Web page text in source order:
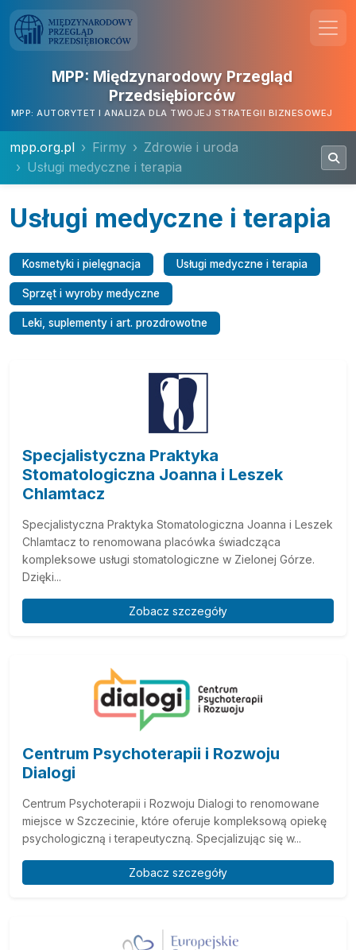
MPP: Międzynarodowy Przegląd
Przedsiębiorców
MPP: AUTORYTET I ANALIZA DLA TWOJEJ STRATEGII BIZNESOWEJ
mpp.org.pl Firmy
Zdrowie i uroda
Usługi medyczne i terapia
Usługi medyczne i terapia
Kosmetyki i pielęgnacja Usługi medyczne i terapia
Sprzęt i wyroby medyczne
Leki, suplementy i art. prozdrowotne
Specjalistyczna Praktyka
Stomatologiczna Joanna i Leszek
Chlamtacz
Specjalistyczna Praktyka Stomatologiczna Joanna i Leszek
Chlamtacz to renomowana placówka świadcząca
kompleksowe usługi stomatologiczne w Zielonej Górze.
Dzięki...
Zobacz szczegóły
Centrum Psychoterapii i Rozwoju
Dialogi
Centrum Psychoterapii i Rozwoju Dialogi to renomowane
miejsce w Szczecinie, które oferuje kompleksową opiekę
psychologiczną i terapeutyczną. Specjalizując się w...
Zobacz szczegóły